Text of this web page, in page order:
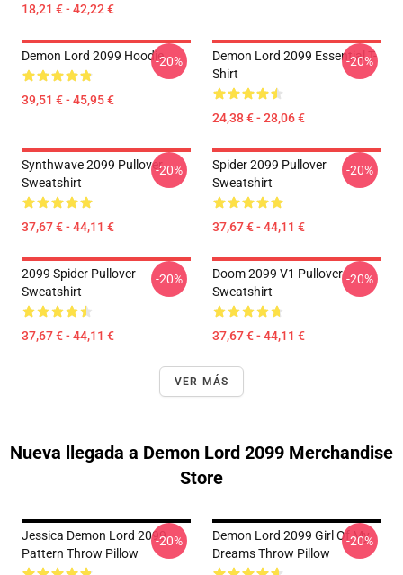
18,21 € - 42,22 €
Demon Lord 2099 Hoodie
39,51 € - 45,95 €
-20%
Demon Lord 2099 Essential T-
Shirt
24,38 € - 28,06 €
-20%
Synthwave 2099 Pullover
Sweatshirt
37,67 € - 44,11 €
-20%
Spider 2099 Pullover
Sweatshirt
37,67 € - 44,11 €
-20%
2099 Spider Pullover
Sweatshirt
37,67 € - 44,11 €
-20%
Doom 2099 V1 Pullover
Sweatshirt
37,67 € - 44,11 €
-20%
VER MÁS
Nueva llegada a Demon Lord 2099 Merchandise
Store
Jessica Demon Lord 2099
Pattern Throw Pillow
-20%
Demon Lord 2099 Girl Of My
Dreams Throw Pillow
-20%